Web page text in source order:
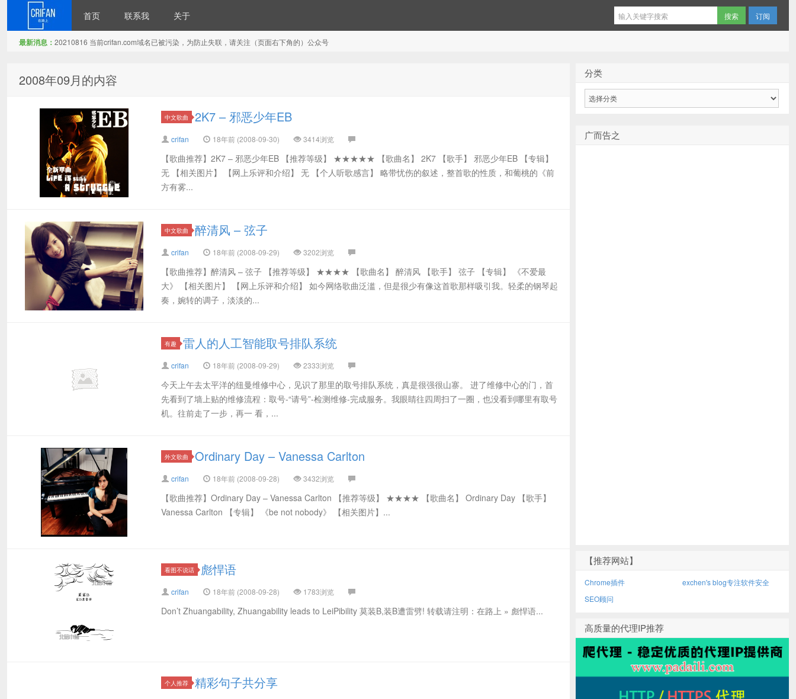
首页 联系我 关于 订阅
最新消息： 20210816 当前crifan.com域名已被污染，为防止失联，请关注（页面右下角的）公众号
2008年09月的内容
中文歌曲 2K7 – 邪恶少年EB
crifan 18年前 (2008-09-30) 3414浏览
【歌曲推荐】2K7 – 邪恶少年EB 【推荐等级】 ★★★★★ 【歌曲名】 2K7 【歌手】 邪恶少年EB 【专辑】
无 【相关图片】 【网上乐评和介绍】 无 【个人听歌感言】 略带忧伤的叙述，整首歌的性质，和葡桃的《前
方有雾...
中文歌曲 醉清风 – 弦子
crifan 18年前 (2008-09-29) 3202浏览
【歌曲推荐】醉清风 – 弦子 【推荐等级】 ★★★★ 【歌曲名】 醉清风 【歌手】 弦子 【专辑】 《不爱最
大》 【相关图片】 【网上乐评和介绍】 如今网络歌曲泛滥，但是很少有像这首歌那样吸引我。轻柔的钢琴起
奏，婉转的调子，淡淡的...
有趣 雷人的人工智能取号排队系统
crifan 18年前 (2008-09-29) 2333浏览
今天上午去太平洋的纽曼维修中心，见识了那里的取号排队系统，真是很强很山寨。 进了维修中心的门，首
先看到了墙上贴的维修流程：取号-“请号”-检测维修-完成服务。我眼睛往四周扫了一圈，也没看到哪里有取号
机。往前走了一步，再一 看，...
外文歌曲 Ordinary Day – Vanessa Carlton
crifan 18年前 (2008-09-28) 3432浏览
【歌曲推荐】Ordinary Day – Vanessa Carlton 【推荐等级】 ★★★★ 【歌曲名】 Ordinary Day 【歌手】
Vanessa Carlton 【专辑】 《be not nobody》 【相关图片】...
看图不说话 彪悍语
crifan 18年前 (2008-09-28) 1783浏览
Don’t Zhuangability, Zhuangability leads to LeiPibility 莫装B,装B遭雷劈! 转载请注明：在路上 » 彪悍语...
个人推荐 精彩句子共分享
分类
广而告之
【推荐网站】
Chrome插件
exchen's blog专注软件安全
SEO顾问
高质量的代理IP推荐